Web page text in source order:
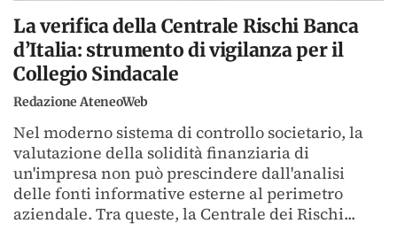
La verifica della Centrale Rischi Banca
d’Italia: strumento di vigilanza per il
Collegio Sindacale
Redazione AteneoWeb
Nel moderno sistema di controllo societario, la
valutazione della solidità finanziaria di
un'impresa non può prescindere dall'analisi
delle fonti informative esterne al perimetro
aziendale. Tra queste, la Centrale dei Rischi...